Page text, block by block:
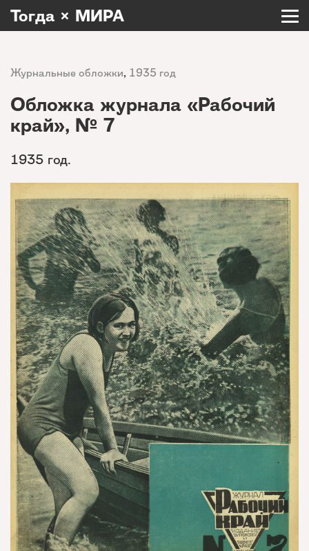
Тогда × МИРА
Журнальные обложки, 1935 год
Обложка журнала «Рабочий
край», № 7
1935 год.